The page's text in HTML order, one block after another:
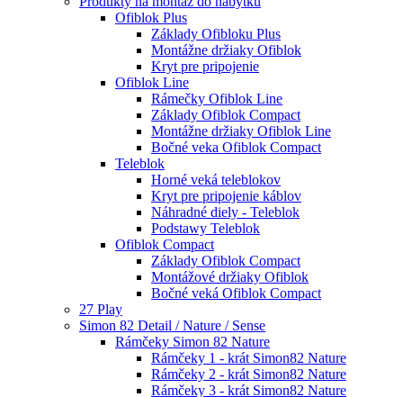
Ofiblok Plus
Základy Ofibloku Plus
Montážne držiaky Ofiblok
Kryt pre pripojenie
Ofiblok Line
Rámečky Ofiblok Line
Základy Ofiblok Compact
Montážne držiaky Ofiblok Line
Bočné veka Ofiblok Compact
Teleblok
Horné veká teleblokov
Kryt pre pripojenie káblov
Náhradné diely - Teleblok
Podstawy Teleblok
Ofiblok Compact
Základy Ofiblok Compact
Montážové držiaky Ofiblok
Bočné veká Ofiblok Compact
27 Play
Simon 82 Detail / Nature / Sense
Rámčeky Simon 82 Nature
Rámčeky 1 - krát Simon82 Nature
Rámčeky 2 - krát Simon82 Nature
Rámčeky 3 - krát Simon82 Nature